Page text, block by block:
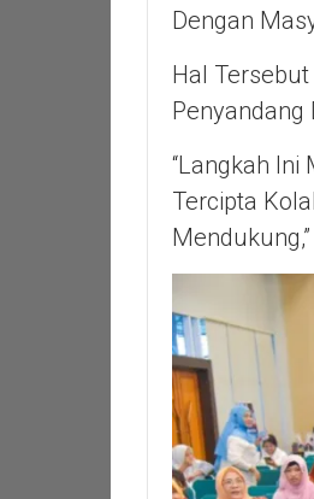
Dengan
Hal
Penyandang
“Langkah
Tercipta